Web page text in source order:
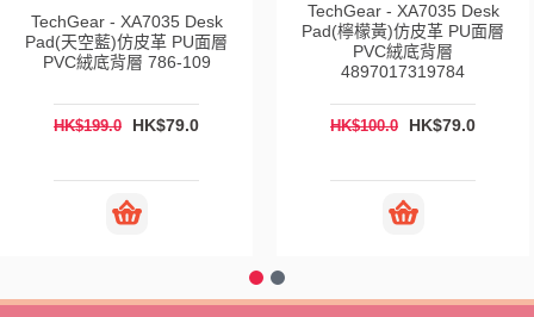
TechGear - XA7035 Desk
Pad(天空藍)仿皮革 PU面層
PVC絨底背層 786-109
HK$199.0 HK$79.0
TechGear - XA7035 Desk
Pad(檸檬黃)仿皮革 PU面層
PVC絨底背層
4897017319784
HK$100.0 HK$79.0